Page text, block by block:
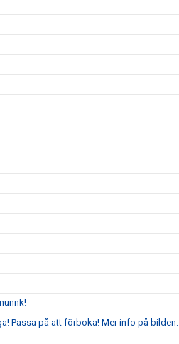
Passa på att förboka! Mer info på bilden.